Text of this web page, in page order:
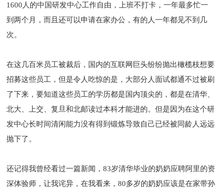
1600人的中国研发中心工作自由，上班不打卡，一年最多忙一
到两个月，而且还可以申请在家办公，有的人一年都见不到几
次。
在这几百米员工被裁后，国内的互联网巨头纷纷抛出橄榄枝想要
招募这些员工，但是令人吃惊的是，大部分人面试都通不过被刷
了下来，要知道这些员工的学历都是国内顶尖的，都是在清华、
北大、上交、复旦和北邮读过本科才能进的。但是因为在这个研
发中心长时间清闲能力没有得到锻炼导致自己已经被同龄人远远
抛下了。
还记得我曾经看过一篇新闻，83岁清华毕业的奶奶应聘阿里的资
深体验师，让我诧异，在我看来，80多岁的奶奶应该是在家带孙